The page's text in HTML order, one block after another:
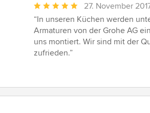
Durchschnittliche
Bewertung:
5
von
5
27. November
“In unseren Küchen werden
Armaturen von der Grohe AG
uns montiert. Wir sind mit der
zufrieden.”